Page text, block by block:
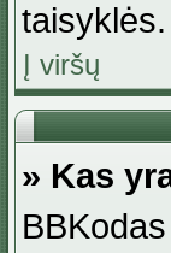
taisyklės.
Į viršų
» Kas